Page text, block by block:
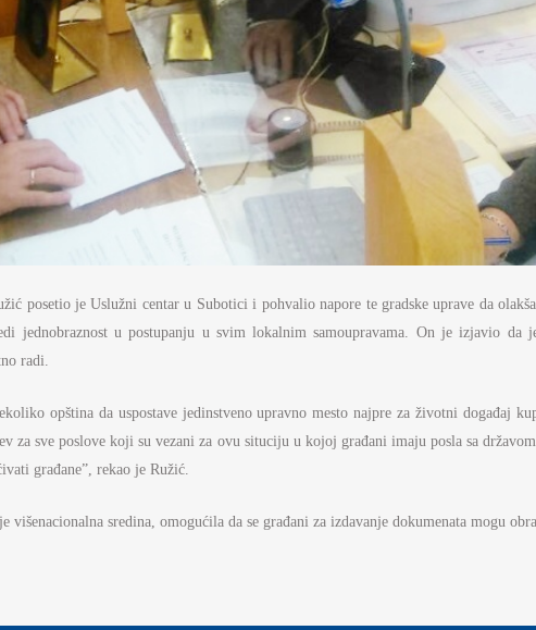
posetio je Uslužni centar u Subotici i pohvalio napore te gradske uprave da
jednobraznost u postupanju u svim lokalnim samoupravama. On je izjavio da
radi.
opština da uspostave jedinstveno upravno mesto najpre za životni događaj
za sve poslove koji su vezani za ovu situciju u kojoj građani imaju posla sa
građane”, rekao je Ružić.
sredina, omogućila da se građani za izdavanje dokumenata mogu